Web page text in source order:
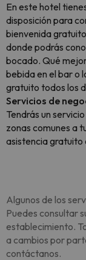
En este hotel
disposición para
bienvenida
donde podrás
bocado. Qué
bebida en el bar o
gratuito todos los
Servicios de
Tendrás un
zonas comunes a
asistencia gratuito
Algunos de los
Puedes consultar
establecimiento.
a cambios por
contáctanos.